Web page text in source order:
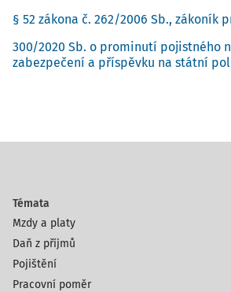
§ 52 zákona č. 262/2006 Sb., zákoník
300/2020 Sb. o prominutí pojistného
zabezpečení a příspěvku na státní
Témata
Mzdy a platy
Daň z příjmů
Pojištění
Pracovní poměr